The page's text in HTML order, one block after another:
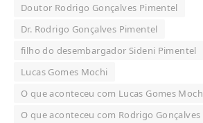
Doutor Rodrigo Gonçalves Pimentel
Dr. Rodrigo Gonçalves Pimentel
filho do desembargador Sideni Pimentel
Lucas Gomes Mochi
O que aconteceu com Lucas Gomes
O que aconteceu com Rodrigo